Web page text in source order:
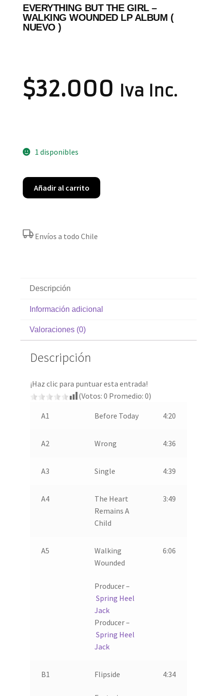
EVERYTHING BUT THE GIRL –
WALKING WOUNDED LP ALBUM (
NUEVO )
$32.000 Iva Inc.
1 disponibles
Añadir al carrito
Envíos a todo Chile
Descripción
Información adicional
Valoraciones (0)
Descripción
¡Haz clic para puntuar esta entrada!
(Votos: 0 Promedio: 0)
A1 Before Today 4:20
A2 Wrong 4:36
A3 Single 4:39
A4
The Heart
Remains A
Child
3:49
A5
Walking
Wounded
Producer –
Spring Heel
Jack
Producer –
Spring Heel
Jack
6:06
B1 Flipside 4:34